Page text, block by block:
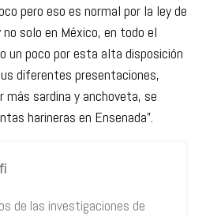
pero eso es normal por la ley de
solo en México, en todo el
un poco por esta alta disposición
diferentes presentaciones,
más sardina y anchoveta, se
harineras en Ensenada”.
de las investigaciones de